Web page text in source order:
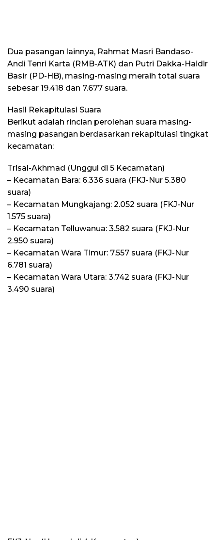
Dua pasangan lainnya, Rahmat Masri Bandaso-
Andi Tenri Karta (RMB-ATK) dan Putri Dakka-Haidir
Basir (PD-HB), masing-masing meraih total suara
sebesar 19.418 dan 7.677 suara.
Hasil Rekapitulasi Suara
Berikut adalah rincian perolehan suara masing-
masing pasangan berdasarkan rekapitulasi tingkat
kecamatan:
Trisal-Akhmad (Unggul di 5 Kecamatan)
– Kecamatan Bara: 6.336 suara (FKJ-Nur 5.380
suara)
– Kecamatan Mungkajang: 2.052 suara (FKJ-Nur
1.575 suara)
– Kecamatan Telluwanua: 3.582 suara (FKJ-Nur
2.950 suara)
– Kecamatan Wara Timur: 7.557 suara (FKJ-Nur
6.781 suara)
– Kecamatan Wara Utara: 3.742 suara (FKJ-Nur
3.490 suara)